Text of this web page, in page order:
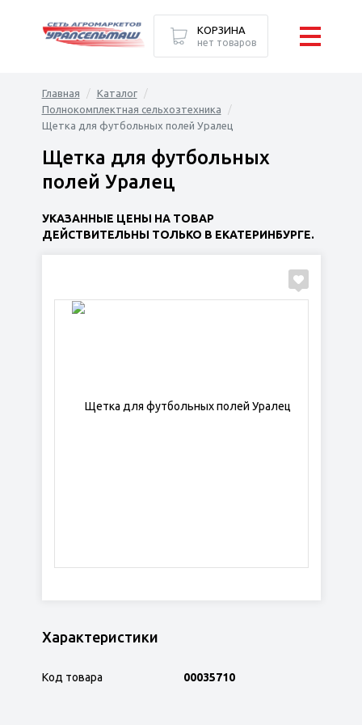
Главная
Каталог
Полнокомплектная сельхозтехника
Щетка для футбольных полей Уралец
Щетка для футбольных
полей Уралец
УКАЗАННЫЕ ЦЕНЫ НА ТОВАР
ДЕЙСТВИТЕЛЬНЫ ТОЛЬКО В ЕКАТЕРИНБУРГЕ.
Характеристики
Код товара 00035710
КОРЗИНА
нет товаров